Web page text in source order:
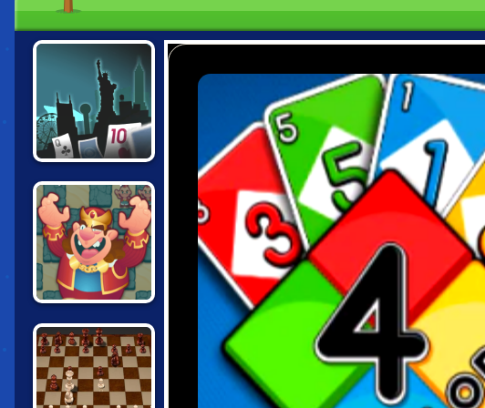
POKER WORLD
CHALLENGES